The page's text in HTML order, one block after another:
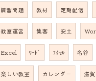
練習問題 教材 定期配信
教室運営 集客 安土
Excel ﾜｰﾄﾞ ｴｸｾﾙ 名谷
楽しい教室 カレンダー 滋賀